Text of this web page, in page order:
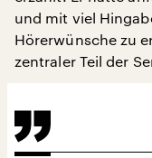
und mit viel
Hörerwünsche zu
zentraler Teil der